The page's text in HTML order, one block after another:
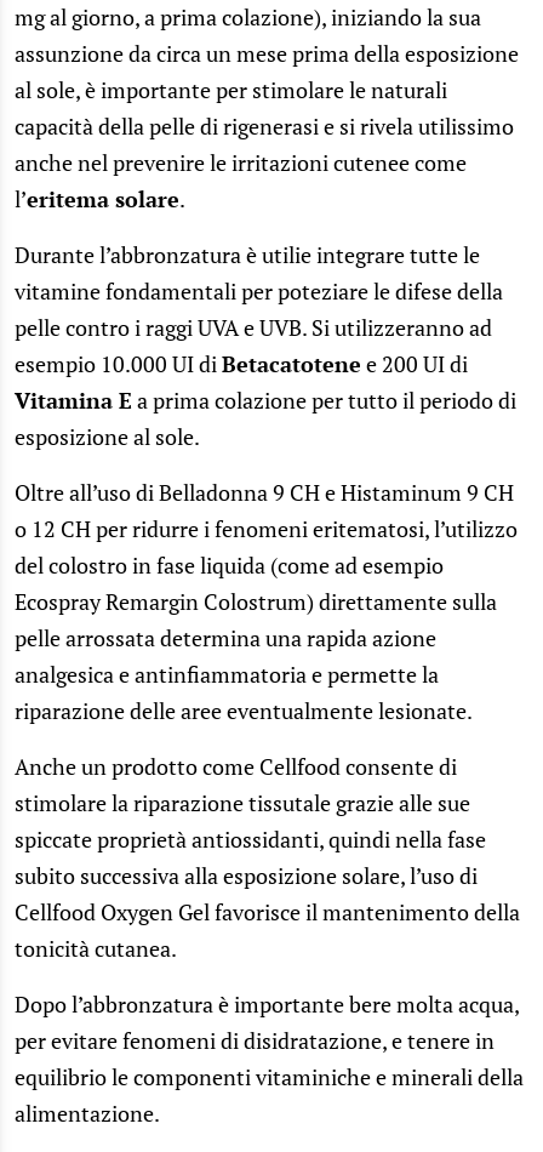
mg al giorno, a prima colazione), iniziando la sua
assunzione da circa un mese prima della esposizione
al sole, è importante per stimolare le naturali
capacità della pelle di rigenerasi e si rivela utilissimo
anche nel prevenire le irritazioni cutenee come
l’eritema solare.
Durante l’abbronzatura è utilie integrare tutte le
vitamine fondamentali per poteziare le difese della
pelle contro i raggi UVA e UVB. Si utilizzeranno ad
esempio 10.000 UI di Betacatotene e 200 UI di
Vitamina E a prima colazione per tutto il periodo di
esposizione al sole.
Oltre all’uso di Belladonna 9 CH e Histaminum 9 CH
o 12 CH per ridurre i fenomeni eritematosi, l’utilizzo
del colostro in fase liquida (come ad esempio
Ecospray Remargin Colostrum) direttamente sulla
pelle arrossata determina una rapida azione
analgesica e antinfiammatoria e permette la
riparazione delle aree eventualmente lesionate.
Anche un prodotto come Cellfood consente di
stimolare la riparazione tissutale grazie alle sue
spiccate proprietà antiossidanti, quindi nella fase
subito successiva alla esposizione solare, l’uso di
Cellfood Oxygen Gel favorisce il mantenimento della
tonicità cutanea.
Dopo l’abbronzatura è importante bere molta acqua,
per evitare fenomeni di disidratazione, e tenere in
equilibrio le componenti vitaminiche e minerali della
alimentazione.